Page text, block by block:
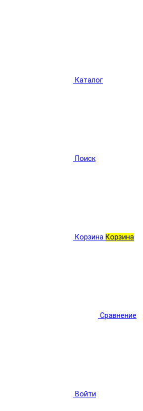
Каталог
Поиск
Корзина Корзина
Сравнение
Войти